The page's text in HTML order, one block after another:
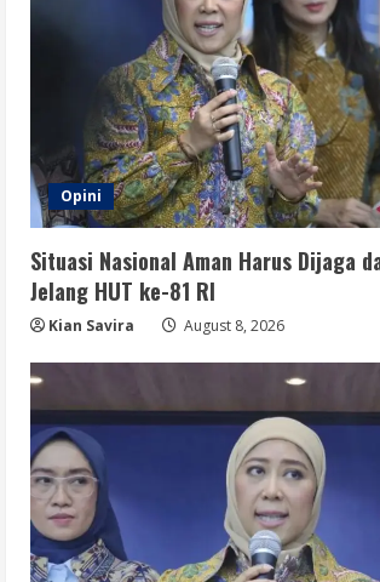
Opini
Situasi Nasional Aman Harus Dijaga
Jelang HUT ke-81 RI
Kian Savira August 8, 2026